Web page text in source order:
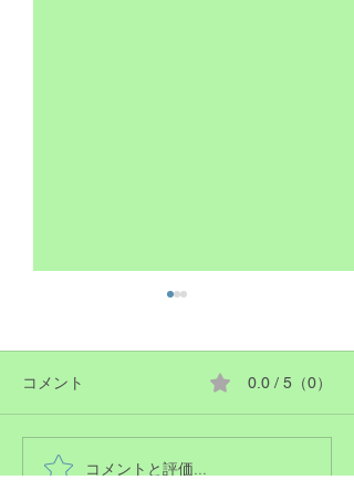
今日もお祭り
コメント 0.0 / 5（0）
コメントと評価...